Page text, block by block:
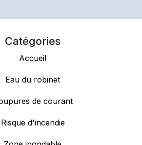
Catégories
Accueil
Eau du robinet
de courant
Risque d'incendie